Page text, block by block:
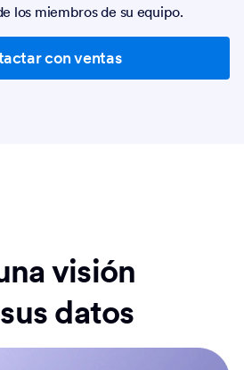
los miembros de su equipo.
con ventas
visión
datos